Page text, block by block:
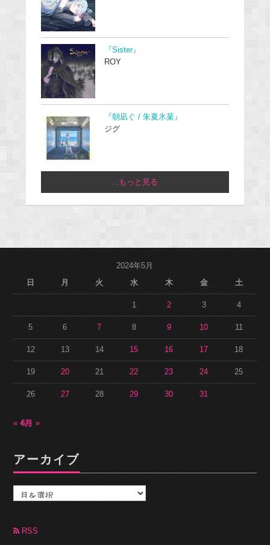
『Sister』
ROY
『朝凪ぐ / 朱夏氷菓』
ジグ
...もっと見る
2024年5月
日
月 火 水 木 金 土
1 2 3 4
5 6 7 8 9 10 11
12 13 14 15 16 17 18
19 20 21 22 23 24 25
26 27 28 29 30 31
« 4月6月 »
アーカイブ
カ
ブ RSS